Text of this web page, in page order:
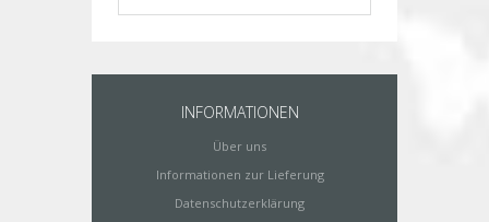
INFORMATIONEN
Über uns
Informationen zur Lieferung
Datenschutzerklärung